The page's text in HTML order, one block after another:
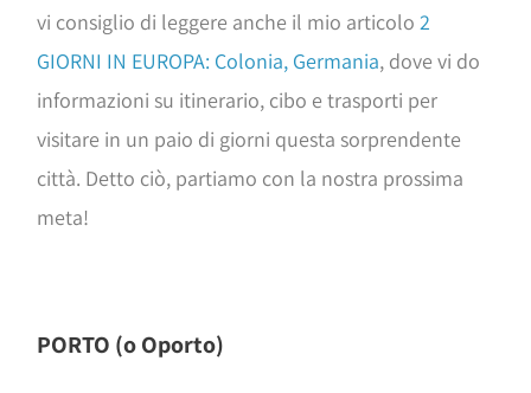
vi consiglio di leggere anche il mio articolo2
GIORNI IN EUROPA: Colonia, Germania, dove vi do
informazioni su itinerario, cibo e trasporti per
visitare in un paio di giorni questa sorprendente
città. Detto ciò, partiamo con la nostra prossima
meta!
PORTO (o Oporto)